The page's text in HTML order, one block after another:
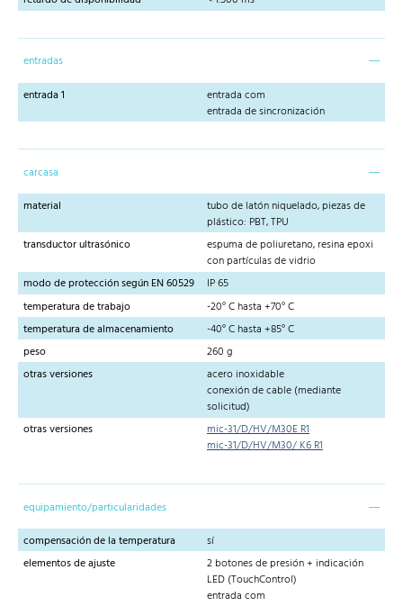
entradas
entrada 1
entrada com
entrada de sincronización
carcasa
material
tubo de latón niquelado, piezas de
plástico: PBT, TPU
transductor ultrasónico
espuma de poliuretano, resina epoxi
con partículas de vidrio
modo de protección según EN 60529
IP 65
temperatura de trabajo
-20° C hasta +70° C
temperatura de almacenamiento
-40° C hasta +85° C
peso
260 g
otras versiones
acero inoxidable
conexión de cable (mediante
solicitud)
otras versiones
mic-31/D/HV/M30E R1
mic-31/D/HV/M30/ K6 R1
equipamiento/particularidades
compensación de la temperatura
sí
elementos de ajuste
2 botones de presión + indicación
LED (TouchControl)
entrada com